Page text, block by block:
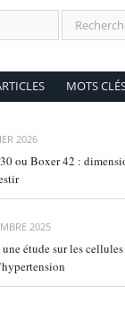
MOTS
2026
ou Boxer 42 :
2025
une étude sur les